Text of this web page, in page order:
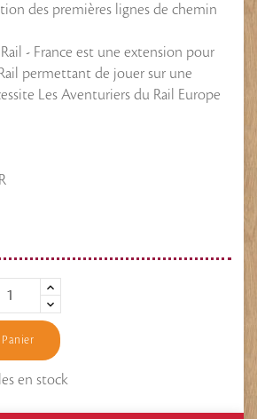
des premières lignes de chemin
- France est une extension pour
permettant de jouer sur une
Les Aventuriers du Rail Europe
en stock